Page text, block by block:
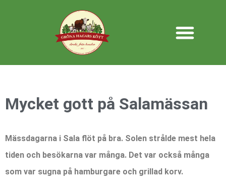
Mycket gott på Salamässan
Mässdagarna i Sala flöt på bra. Solen strålde mest hela
tiden och besökarna var många. Det var också många
som var sugna på hamburgare och grillad korv.